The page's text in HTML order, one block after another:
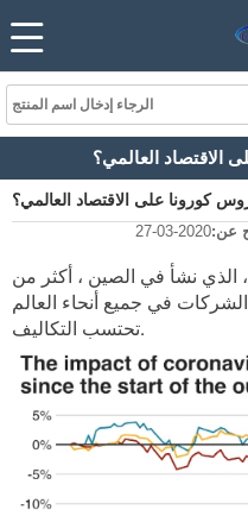
الاقتصاد العالمي؟
كورونا على الاقتصاد العالمي؟
عن:2020-03-27
نشأ في الصين ، أكثر من
الشركات في جميع أنحاء العالم
تحتسب التكاليف.